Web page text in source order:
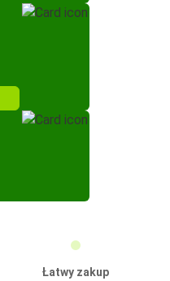
Łatwy zakup